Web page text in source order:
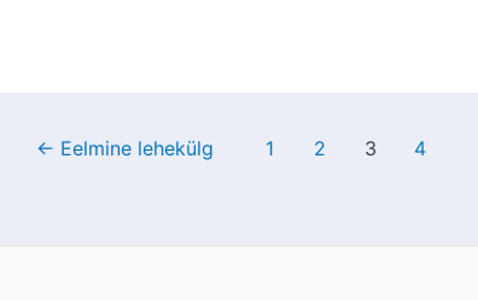
← Eelmine lehekülg 1 2 3 4